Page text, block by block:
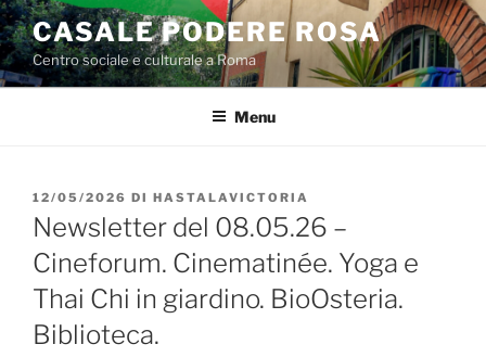
Salta
al
contenuto
CASALE PODERE ROSA
Centro sociale e culturale a Roma
Menu
PUBBLICATO
IL
12/05/2026 DI HASTALAVICTORIA
Newsletter del 08.05.26 –
Cineforum. Cinematinée. Yoga e
Thai Chi in giardino. BioOsteria.
Biblioteca.